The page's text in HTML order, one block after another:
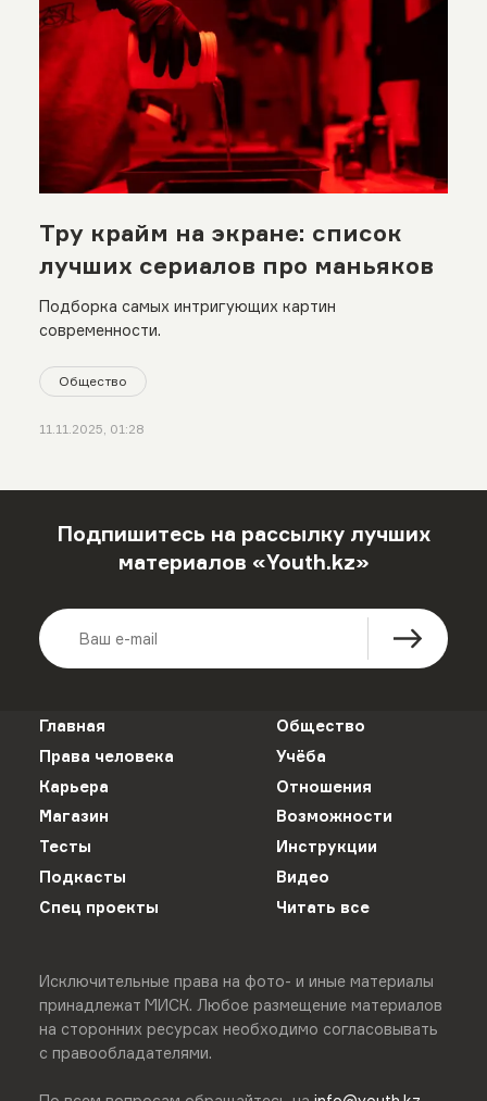
Тру крайм на экране: список
лучших сериалов про маньяков
Подборка самых интригующих картин
современности.
Общество
11.11.2025, 01:28
Подпишитесь на рассылку лучших
материалов «Youth.kz»
Главная
Общество
Права человека
Учёба
Карьера
Отношения
Магазин
Возможности
Тесты
Инструкции
Подкасты
Видео
Спец проекты
Читать все
Исключительные права на фото- и иные материалы
принадлежат МИСК. Любое размещение материалов
на сторонних ресурсах необходимо согласовывать
с правообладателями.